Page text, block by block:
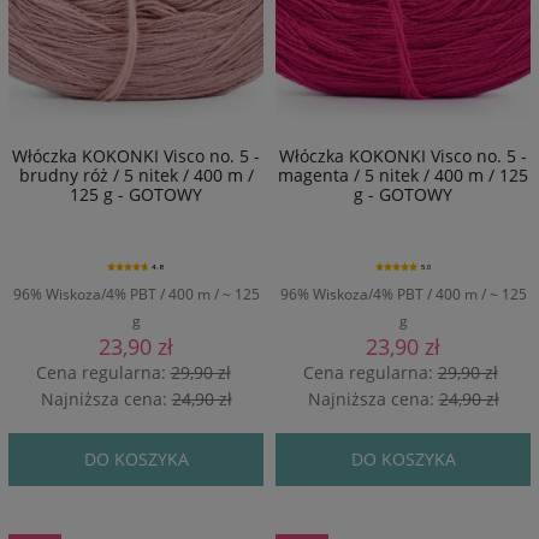
Włóczka KOKONKI Visco no. 5 -
brudny róż / 5 nitek / 400 m /
125 g - GOTOWY
96% Wiskoza/4% PBT / 400 m / ~ 125
g
4.8
23,90 zł
Cena regularna:29,90 zł
Najniższa cena:24,90 zł
DO KOSZYKA
Włóczka KOKONKI Visco no. 5 -
magenta / 5 nitek / 400 m / 125
g - GOTOWY
96% Wiskoza/4% PBT / 400 m / ~ 125
g
5.0
23,90 zł
Cena regularna:29,90 zł
Najniższa cena:24,90 zł
DO KOSZYKA